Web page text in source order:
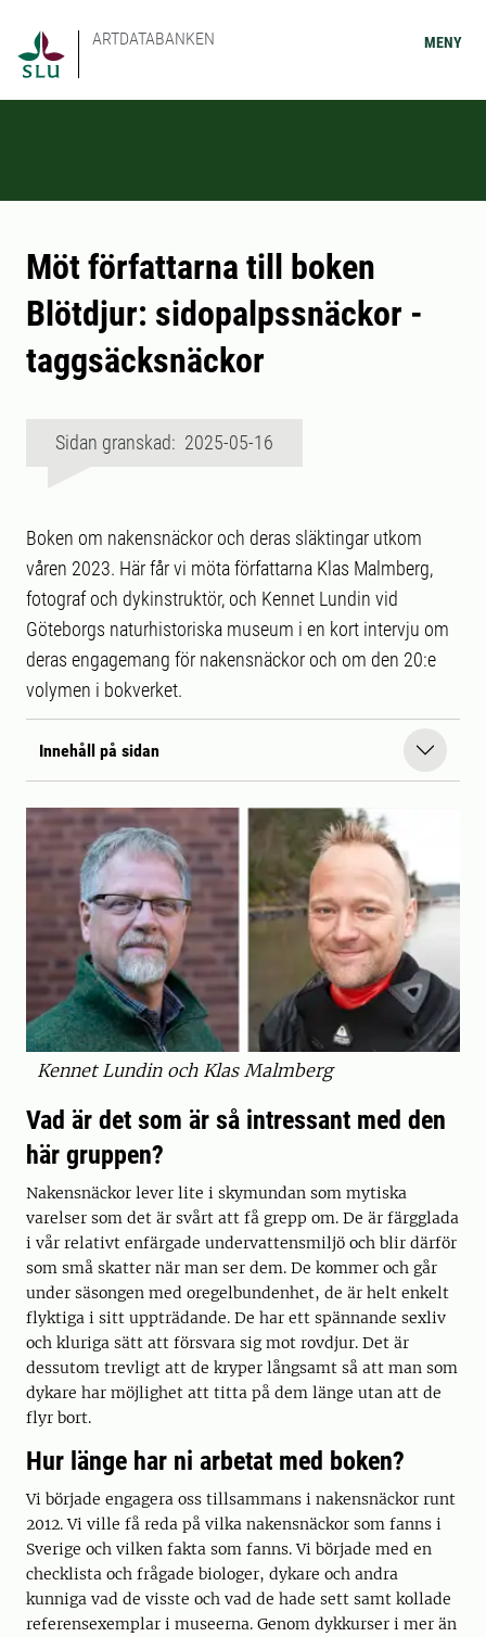
ARTDATABANKEN MENY
Möt författarna till boken
Blötdjur: sidopalpssnäckor -
taggsäcksnäckor
Sidan granskad: 2025-05-16
Boken om nakensnäckor och deras släktingar utkom
våren 2023. Här får vi möta författarna Klas Malmberg,
fotograf och dykinstruktör, och Kennet Lundin vid
Göteborgs naturhistoriska museum i en kort intervju om
deras engagemang för nakensnäckor och om den 20:e
volymen i bokverket.
Innehåll på sidan
Kennet Lundin och Klas Malmberg
Vad är det som är så intressant med den
här gruppen?
Nakensnäckor lever lite i skymundan som mytiska
varelser som det är svårt att få grepp om. De är färgglada
i vår relativt enfärgade undervattensmiljö och blir därför
som små skatter när man ser dem. De kommer och går
under säsongen med oregelbundenhet, de är helt enkelt
flyktiga i sitt uppträdande. De har ett spännande sexliv
och kluriga sätt att försvara sig mot rovdjur. Det är
dessutom trevligt att de kryper långsamt så att man som
dykare har möjlighet att titta på dem länge utan att de
flyr bort.
Hur länge har ni arbetat med boken?
Vi började engagera oss tillsammans i nakensnäckor runt
2012. Vi ville få reda på vilka nakensnäckor som fanns i
Sverige och vilken fakta som fanns. Vi började med en
checklista och frågade biologer, dykare och andra
kunniga vad de visste och vad de hade sett samt kollade
referensexemplar i museerna. Genom dykkurser i mer än